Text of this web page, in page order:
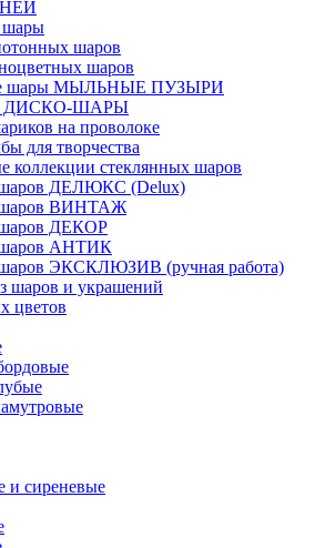
шары
шаров
шаров
шары МЫЛЬНЫЕ ПУЗЫРИ
ДИСКО-ШАРЫ
на проволоке
для творчества
коллекции стеклянных шаров
шаров ДЕЛЮКС (Delux)
шаров ВИНТАЖ
ДЕКОР
шаров АНТИК
ЭКСКЛЮЗИВ (ручная работа)
шаров и украшений
цветов
и сиреневые